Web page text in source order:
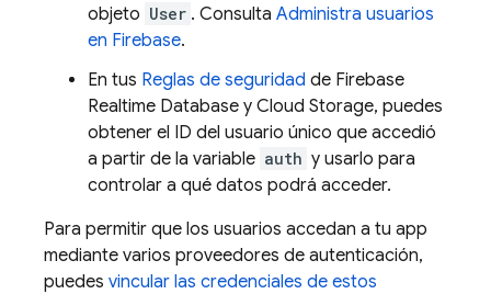
objeto User . Consulta Administra usuarios
en Firebase.
En tus Reglas de seguridad de Firebase
Realtime Database y Cloud Storage, puedes
obtener el ID del usuario único que accedió
a partir de la variable auth y usarlo para
controlar a qué datos podrá acceder.
Para permitir que los usuarios accedan a tu app
mediante varios proveedores de autenticación,
puedes vincular las credenciales de estos